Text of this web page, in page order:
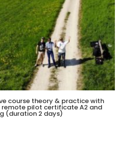
course theory & practice with
remote pilot certificate A2 and
(duration 2 days)